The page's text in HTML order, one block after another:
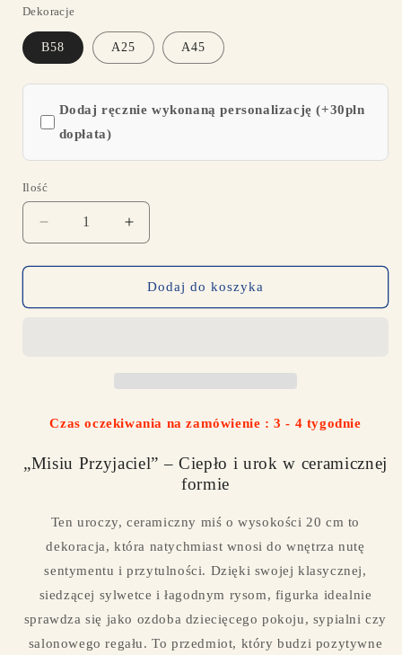
Dekoracje
B58 A25 A45
Dodaj ręcznie wykonaną personalizację (+30pln
dopłata)
Ilość
Ilość
Zmniejsz
ilość
dla
29
Zwiększ
ilość
dla
29
Dodaj do koszyka
Czas oczekiwania na zamówienie : 3 - 4 tygodnie
„Misiu Przyjaciel” – Ciepło i urok w ceramicznej
formie
Ten uroczy, ceramiczny miś o wysokości 20 cm to
dekoracja, która natychmiast wnosi do wnętrza nutę
sentymentu i przytulności. Dzięki swojej klasycznej,
siedzącej sylwetce i łagodnym rysom, figurka idealnie
sprawdza się jako ozdoba dziecięcego pokoju, sypialni czy
salonowego regału. To przedmiot, który budzi pozytywne